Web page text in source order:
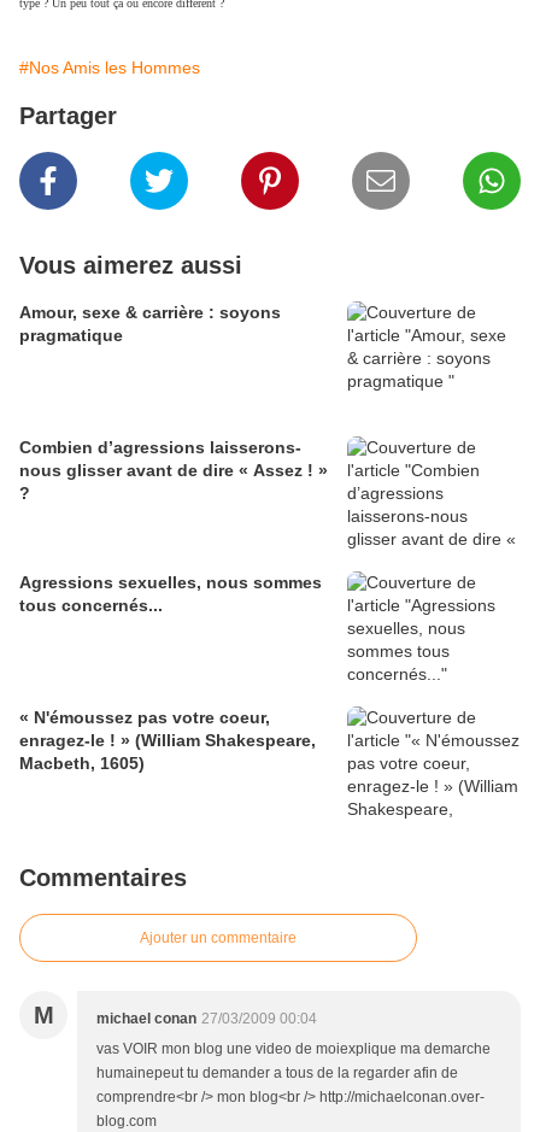
type ? Un peu tout ça ou encore différent ?
#Nos Amis les Hommes
Partager
Vous aimerez aussi
Amour, sexe & carrière : soyons
pragmatique
Combien d’agressions laisserons-
nous glisser avant de dire « Assez ! »
?
Agressions sexuelles, nous sommes
tous concernés...
« N'émoussez pas votre coeur,
enragez-le ! » (William Shakespeare,
Macbeth, 1605)
Commentaires
Ajouter un commentaire
M michael conan 27/03/2009 00:04
vas VOIR mon blog une video de moiexplique ma demarche
humainepeut tu demander a tous de la regarder afin de
comprendre<br /> mon blog<br /> http://michaelconan.over-
blog.com